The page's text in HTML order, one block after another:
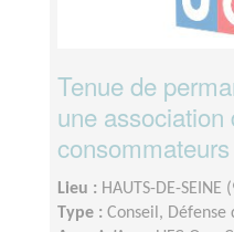
Tenue de
une association
consommateurs
Lieu : HAUTS-DE-SEINE
Type : Conseil, Défense